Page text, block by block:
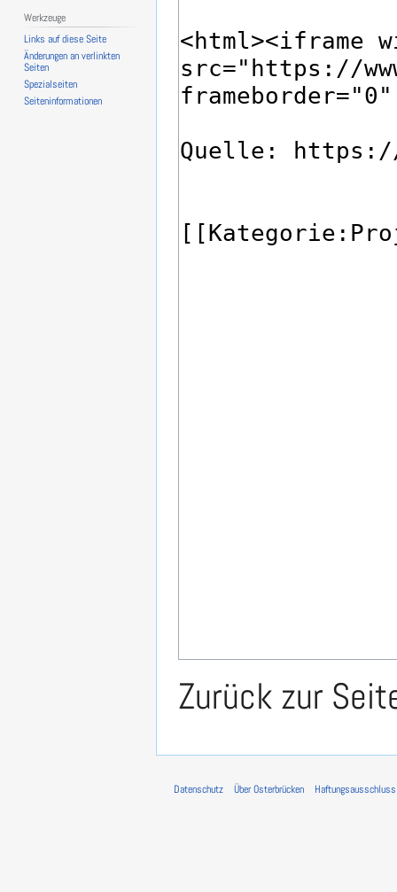
Zurück zur
Werkzeuge
Links auf diese Seite
Änderungen an verlinkten
Seiten
Spezialseiten
Seiten­­informationen
Datenschutz Über Osterbrücken Haftungsausschluss